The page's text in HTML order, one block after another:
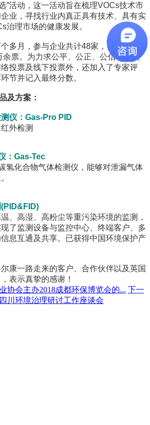
”活动，这一活动旨在梳理VOCs技术市
业，寻找行业内真正具有技术、具有实
治理市场的健康发展。
多月，参与企业共计48家，参选个人
余票。为力求公平、公正、公信，本次
投票及线下投票外，还加入了专家评
节并记入最终分数。
及方案：
仪：Gas-Pro PID
外检测
：Gas-Tec
氢化合物气体检测仪，能够对泄漏气体
、高湿、高粉尘等重污染环境的监测，
了监测设备与监控中心、终端客户、多
息互通及共享。已获得中国环境保护产
康一路走来的客户、合作伙伴以及英国
表示真挚的感谢！
协会主办2018成都环保博览会的... 下一
川环境治理研讨工作座谈会